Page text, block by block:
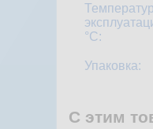
°С:
Упаковка:
С этим